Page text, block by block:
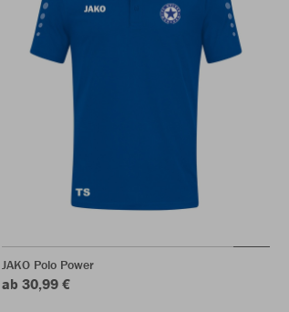
JAKO Polo Power
ab 30,99 €